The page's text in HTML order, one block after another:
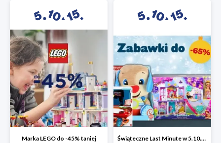
Marka LEGO do -45% taniej Świąteczne Last Minute w 5.10.15 - zabawki do -65%